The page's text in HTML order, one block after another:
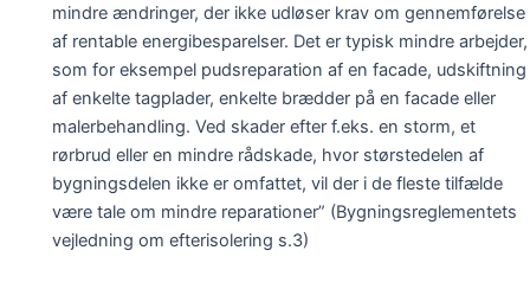
mindre ændringer, der ikke udløser krav om gennemførelse
af rentable energibesparelser. Det er typisk mindre arbejder,
som for eksempel pudsreparation af en facade, udskiftning
af enkelte tagplader, enkelte brædder på en facade eller
malerbehandling. Ved skader efter f.eks. en storm, et
rørbrud eller en mindre rådskade, hvor størstedelen af
bygningsdelen ikke er omfattet, vil der i de fleste tilfælde
være tale om mindre reparationer” (Bygningsreglementets
vejledning om efterisolering s.3)